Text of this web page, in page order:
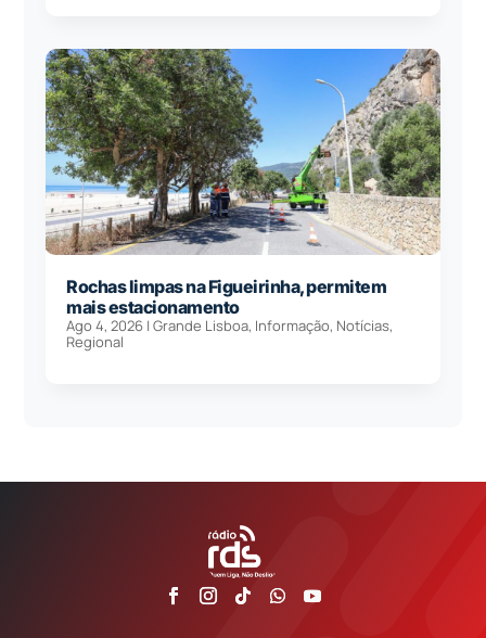
Rochas limpas na Figueirinha, permitem
mais estacionamento
Ago 4, 2026 |Grande Lisboa, Informação, Notícias,
Regional